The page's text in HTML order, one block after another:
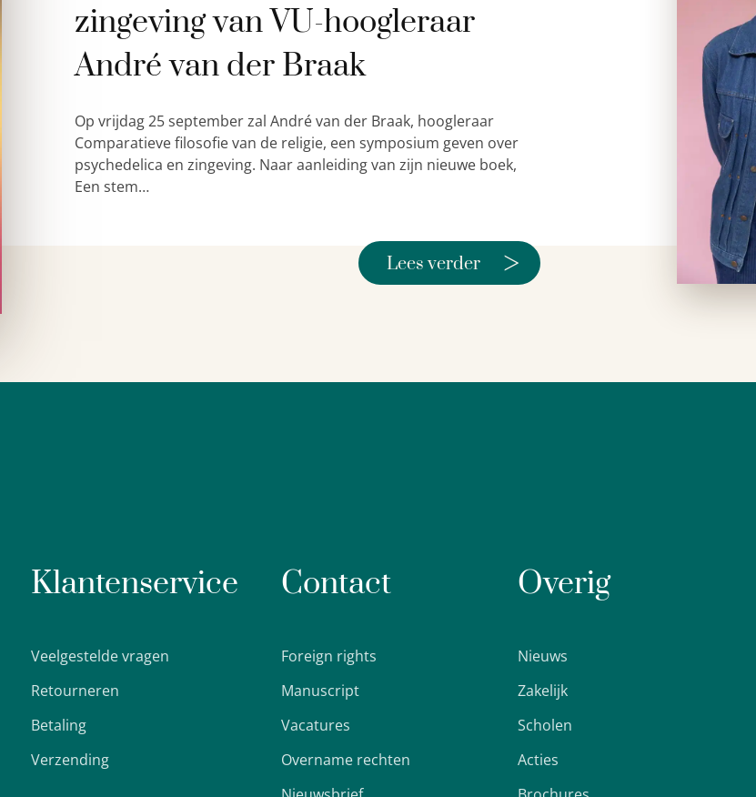
zingeving van VU-hoogleraar
André van der Braak
Op vrijdag 25 september zal André van der Braak, hoogleraar
Comparatieve filosofie van de religie, een symposium geven over
psychedelica en zingeving. Naar aanleiding van zijn nieuwe boek,
Een stem…
Lees verder >
Klantenservice
Veelgestelde vragen
Retourneren
Betaling
Verzending
Contact
Foreign rights
Manuscript
Vacatures
Overname rechten
Overig
Nieuws
Zakelijk
Scholen
Acties